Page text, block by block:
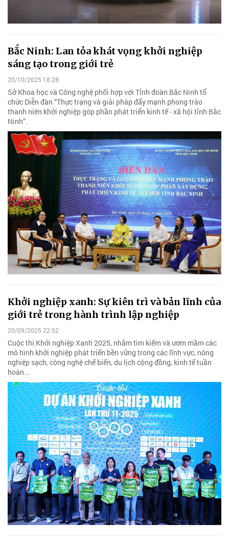
Bắc Ninh: Lan tỏa khát vọng khởi nghiệp
sáng tạo trong giới trẻ
20/10/2025 18:28
Sở Khoa học và Công nghệ phối hợp với Tỉnh đoàn Bắc Ninh tổ
chức Diễn đàn “Thực trạng và giải pháp đẩy mạnh phong trào
thanh niên khởi nghiệp góp phần phát triển kinh tế - xã hội tỉnh Bắc
Ninh”.
Khởi nghiệp xanh: Sự kiên trì và bản lĩnh của
giới trẻ trong hành trình lập nghiệp
20/09/2025 22:52
Cuộc thi Khởi nghiệp Xanh 2025, nhằm tìm kiếm và ươm mầm các
mô hình khởi nghiệp phát triển bền vững trong các lĩnh vực, nông
nghiệp sạch, công nghệ chế biến, du lịch cộng đồng, kinh tế tuần
hoàn...